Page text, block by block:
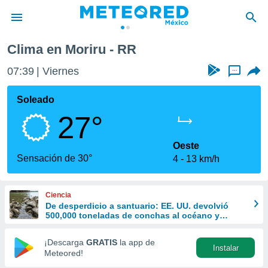
de
ha sido
calidad.
a este
las
y
forma
digital
basada
Clima en Moriru - RR
07:39 Viernes ...
Soleado
27°
Sensación de 30°
Oeste
4
13 km/h
Ciencia
De desperdicio a santuario: EE. UU. devolvió
500,000 toneladas de conchas al océano y
¡Descarga GRATIS la app de
Meteored!
Instalar